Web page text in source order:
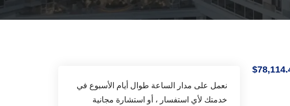
نعمل على مدار الساعة طوال أيام الأسبوع في
خدمتك لأي استفسار ، أو استشارة مجانية